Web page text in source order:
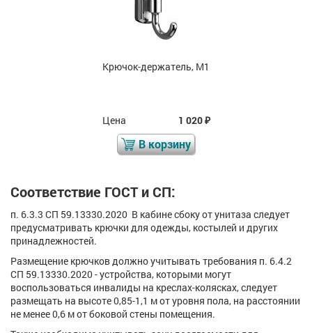
Крючок-держатель, М1
Цена 1 020₽
В корзину
Соответствие ГОСТ и СП:
п. 6.3.3 СП 59.13330.2020 В кабине сбоку от унитаза следует
предусматривать крючки для одежды, костылей и других
принадлежностей.
Размещение крючков должно учитывать требования п. 6.4.2
СП 59.13330.2020 - устройства, которыми могут
воспользоваться инвалиды на креслах-колясках, следует
размещать на высоте 0,85-1,1 м от уровня пола, на расстоянии
не менее 0,6 м от боковой стены помещения.